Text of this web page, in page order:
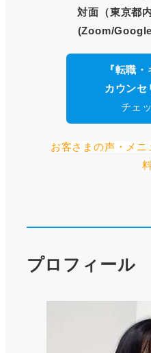
対面（東京都内
(Zoom/
『転職
カウンセ
チェ
お客さまの声・メニ
プロフィール